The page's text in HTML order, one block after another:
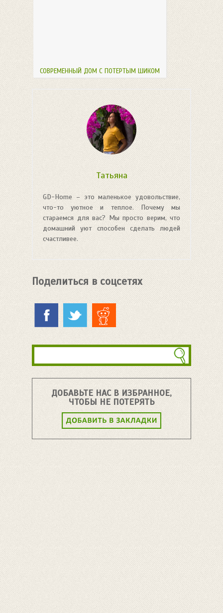
СОВРЕМЕННЫЙ ДОМ С ПОТЕРТЫМ ШИКОМ
Татьяна
GD-Home – это маленькое удовольствие,
что-то уютное и теплое. Почему мы
стараемся для вас? Мы просто верим, что
домашний уют способен сделать людей
счастливее.
Поделиться в соцсетях
ДОБАВЬТЕ НАС В ИЗБРАННОЕ,
ЧТОБЫ НЕ ПОТЕРЯТЬ